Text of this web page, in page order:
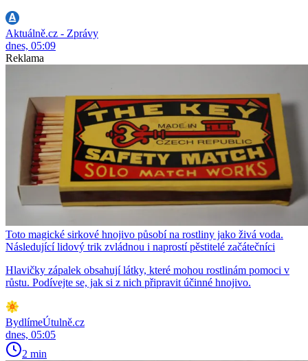
Aktuálně.cz - Zprávy
dnes, 05:09
Reklama
Toto magické sirkové hnojivo působí na rostliny jako živá voda.
Následující lidový trik zvládnou i naprostí pěstitelé začátečníci
Hlavičky zápalek obsahují látky, které mohou rostlinám pomoci v
růstu. Podívejte se, jak si z nich připravit účinné hnojivo.
BydlímeÚtulně.cz
dnes, 05:05
2 min